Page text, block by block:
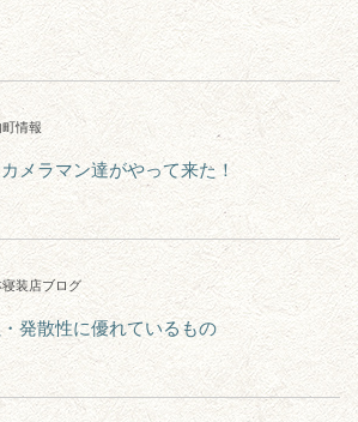
情報
メラマン達がやって来た！
寝装店ブログ
発散性に優れているもの